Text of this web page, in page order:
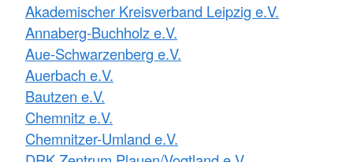
Akademischer Kreisverband Leipzig e.V.
Annaberg-Buchholz e.V.
Aue-Schwarzenberg e.V.
Auerbach e.V.
Bautzen e.V.
Chemnitz e.V.
Chemnitzer-Umland e.V.